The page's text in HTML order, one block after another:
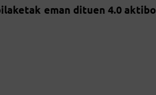
eman dituen 4.0